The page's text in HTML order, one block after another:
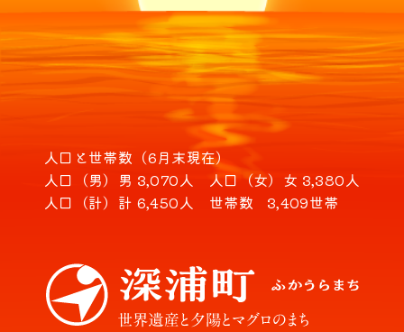
人口と世帯数（6月末現在）
人口（男） 男 3,070人 人口（女） 女 3,380人
人口（計） 計 6,450人 世帯数 3,409世帯